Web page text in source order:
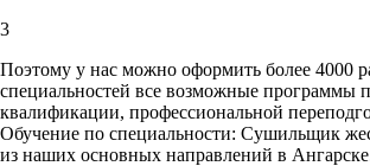
3
Поэтому у нас можно оформить более 4000
специальностей все возможные программы
квалификации, профессиональной
Обучение по специальности: Сушильщик
из наших основных направлений в